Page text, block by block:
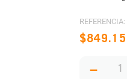
REFERENCIA:
$849. 15
－